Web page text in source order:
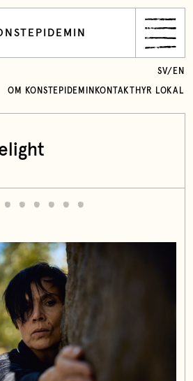
OM KONSTEPIDEMIN KONTAKT HYR LOKAL
SV/ EN